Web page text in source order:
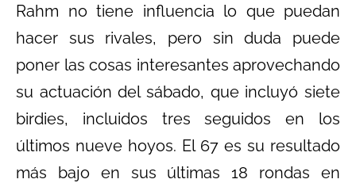
Rahm no tiene influencia lo que puedan
hacer sus rivales, pero sin duda puede
poner las cosas interesantes aprovechando
su actuación del sábado, que incluyó siete
birdies, incluidos tres seguidos en los
últimos nueve hoyos. El 67 es su resultado
más bajo en sus últimas 18 rondas en